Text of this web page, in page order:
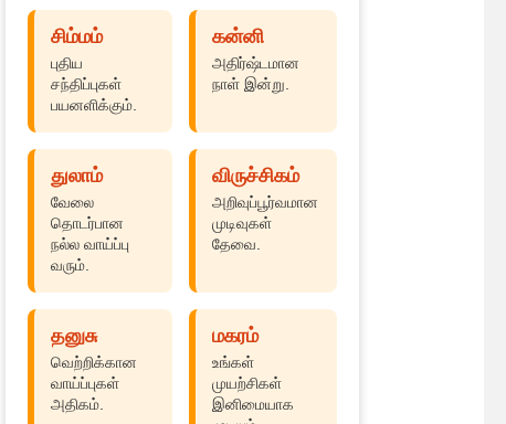
சிம்மம்
புதிய
சந்திப்புகள்
பயனளிக்கும்.
கன்னி
அதிர்ஷ்டமான
நாள் இன்று.
துலாம்
வேலை
தொடர்பான
நல்ல வாய்ப்பு
வரும்.
விருச்சிகம்
அறிவுப்பூர்வமான
முடிவுகள்
தேவை.
தனுசு
வெற்றிக்கான
வாய்ப்புகள்
அதிகம்.
மகரம்
உங்கள்
முயற்சிகள்
இனிமையாக